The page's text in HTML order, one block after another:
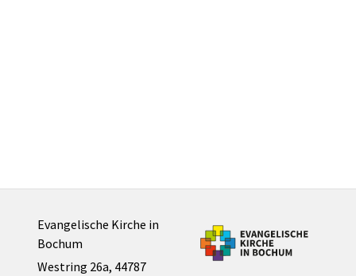
Evangelische Kirche in
Bochum
Westring 26a, 44787